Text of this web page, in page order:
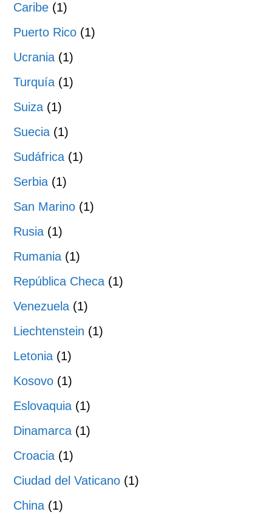
Caribe (1)
Puerto Rico (1)
Ucrania (1)
Turquía (1)
Suiza (1)
Suecia (1)
Sudáfrica (1)
Serbia (1)
San Marino (1)
Rusia (1)
Rumania (1)
República Checa (1)
Venezuela (1)
Liechtenstein (1)
Letonia (1)
Kosovo (1)
Eslovaquia (1)
Dinamarca (1)
Croacia (1)
Ciudad del Vaticano (1)
China (1)